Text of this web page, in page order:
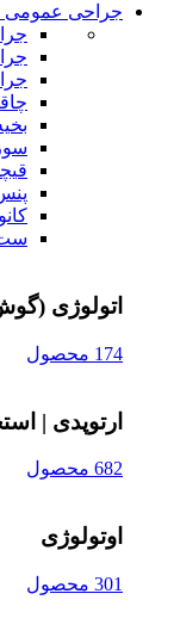
جراحی
اتولوژی
174 محصول
ارتوپدی |
682 محصول
اوتولوژی
301 محصول